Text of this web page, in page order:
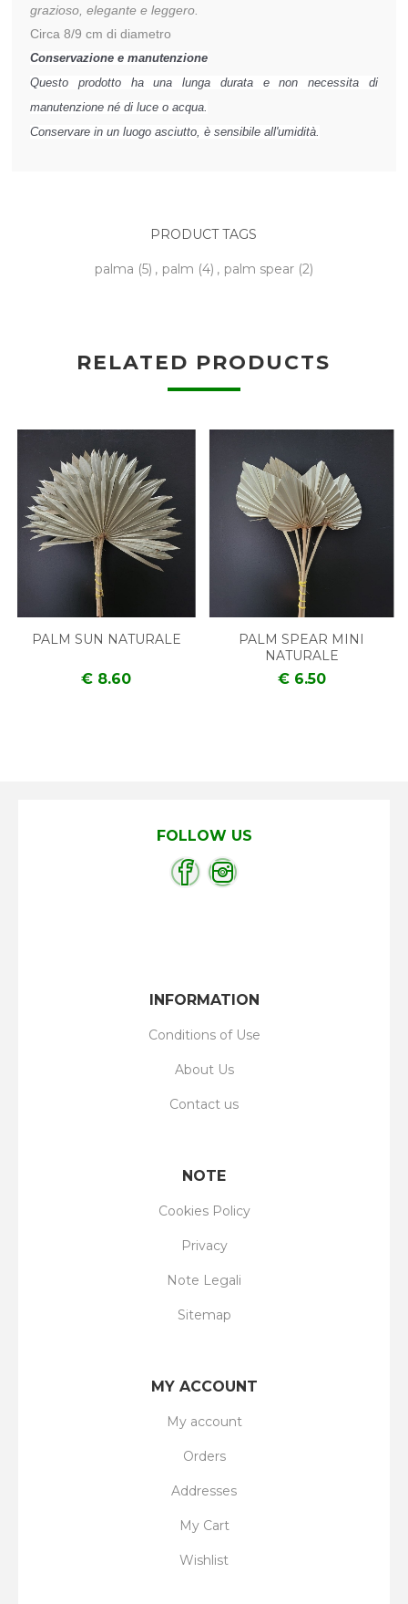
grazioso, elegante e leggero.
Circa 8/9 cm di diametro
Conservazione e manutenzione
Questo prodotto ha una lunga durata e non necessita di
manutenzione né di luce o acqua.
Conservare in un luogo asciutto, è sensibile all'umidità.
PRODUCT TAGS
palma (5) , palm (4) , palm spear (2)
RELATED PRODUCTS
PALM SUN NATURALE
€ 8.60
PALM SPEAR MINI
NATURALE
€ 6.50
FOLLOW US
INFORMATION
Conditions of Use
About Us
Contact us
NOTE
Cookies Policy
Privacy
Note Legali
Sitemap
MY ACCOUNT
My account
Orders
Addresses
My Cart
Wishlist